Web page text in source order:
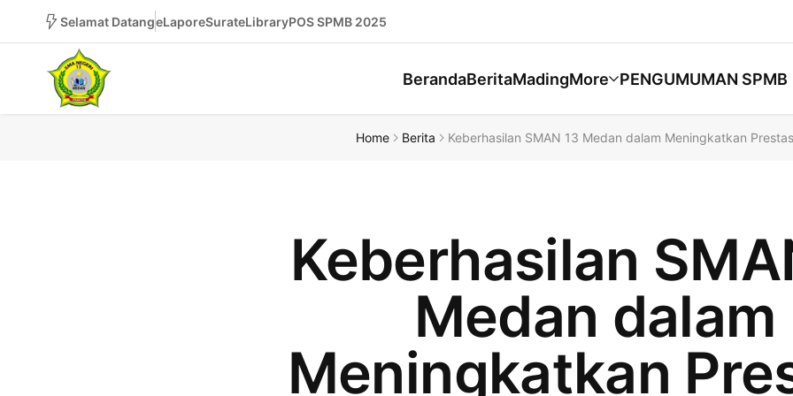
Selamat DatangeLaporeSurateLibraryPOS SPMB 2025
BerandaBeritaMadingMore PENGUMUMAN SPMB
Home Berita Keberhasilan SMAN 13 Medan dalam Meningkatkan
Keberhasilan
Medan dalam
Meningkatkan